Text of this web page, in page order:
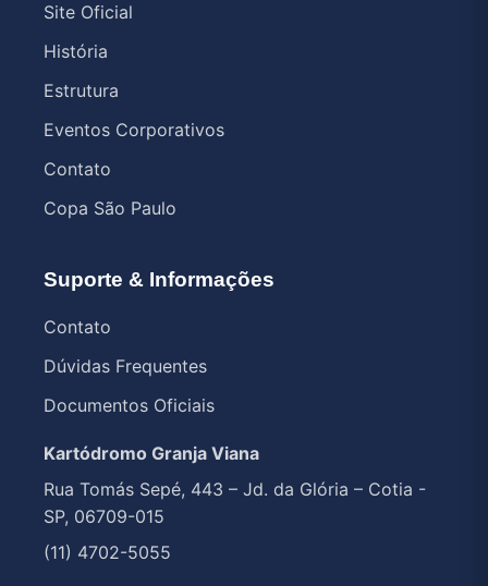
Site Oficial
História
Estrutura
Eventos Corporativos
Contato
Copa São Paulo
Suporte & Informações
Contato
Dúvidas Frequentes
Documentos Oficiais
Kartódromo Granja Viana
Rua Tomás Sepé, 443 – Jd. da Glória – Cotia -
SP, 06709-015
(11) 4702-5055